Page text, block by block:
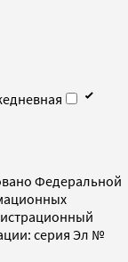
Федеральной
серия Эл №